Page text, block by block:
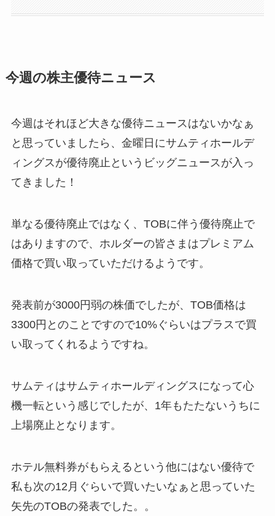
今週の株主優待ニュース
今週はそれほど大きな優待ニュースはないかなぁ
と思っていましたら、金曜日にサムティホールデ
ィングスが優待廃止というビッグニュースが入っ
てきました！
単なる優待廃止ではなく、TOBに伴う優待廃止で
はありますので、ホルダーの皆さまはプレミアム
価格で買い取っていただけるようです。
発表前が3000円弱の株価でしたが、TOB価格は
3300円とのことですので10%ぐらいはプラスで買
い取ってくれるようですね。
サムティはサムティホールディングスになって心
機一転という感じでしたが、1年もたたないうちに
上場廃止となります。
ホテル無料券がもらえるという他にはない優待で
私も次の12月ぐらいで買いたいなぁと思っていた
矢先のTOBの発表でした。。